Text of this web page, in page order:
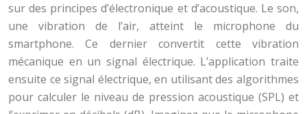
sur des principes d’électronique et d’acoustique. Le son,
une vibration de l’air, atteint le microphone du
smartphone. Ce dernier convertit cette vibration
mécanique en un signal électrique. L’application traite
ensuite ce signal électrique, en utilisant des algorithmes
pour calculer le niveau de pression acoustique (SPL) et